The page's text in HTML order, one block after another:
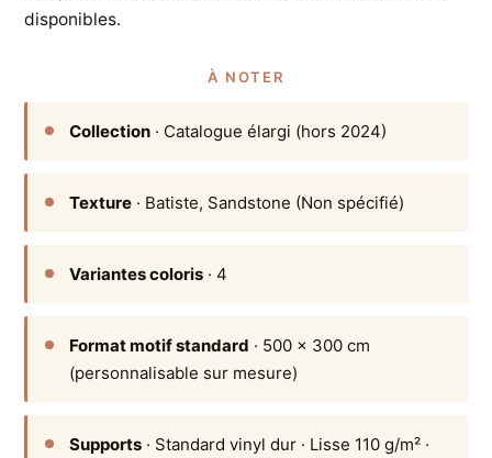
disponibles.
À NOTER
Collection · Catalogue élargi (hors 2024)
Texture · Batiste, Sandstone (Non spécifié)
Variantes coloris · 4
Format motif standard · 500 × 300 cm
(personnalisable sur mesure)
Supports · Standard vinyl dur · Lisse 110 g/m² ·